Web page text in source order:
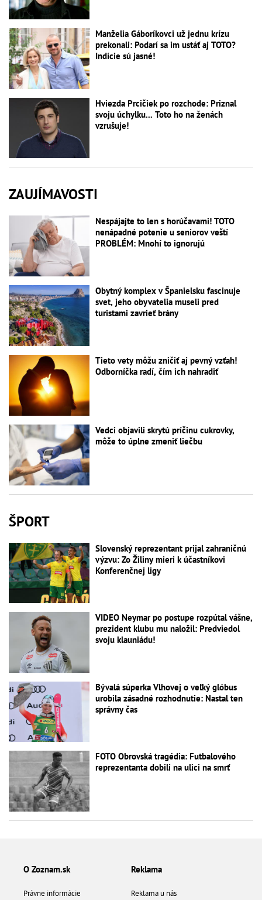
Manželia Gáboríkovci už jednu krízu
prekonali: Podarí sa im ustáť aj TOTO?
Indície sú jasné!
Hviezda Prcičiek po rozchode: Priznal
svoju úchylku... Toto ho na ženách
vzrušuje!
ZAUJÍMAVOSTI
Nespájajte to len s horúčavami! TOTO
nenápadné potenie u seniorov veští
PROBLÉM: Mnohí to ignorujú
Obytný komplex v Španielsku fascinuje
svet, jeho obyvatelia museli pred
turistami zavrieť brány
Tieto vety môžu zničiť aj pevný vzťah!
Odborníčka radí, čím ich nahradiť
Vedci objavili skrytú príčinu cukrovky,
môže to úplne zmeniť liečbu
ŠPORT
Slovenský reprezentant prijal zahraničnú
výzvu: Zo Žiliny mieri k účastníkovi
Konferenčnej ligy
VIDEO Neymar po postupe rozpútal vášne,
prezident klubu mu naložil: Predviedol
svoju klauniádu!
Bývalá súperka Vlhovej o veľký glóbus
urobila zásadné rozhodnutie: Nastal ten
správny čas
FOTO Obrovská tragédia: Futbalového
reprezentanta dobili na ulici na smrť
O Zoznam.sk
Právne informácie
Reklama
Reklama u nás